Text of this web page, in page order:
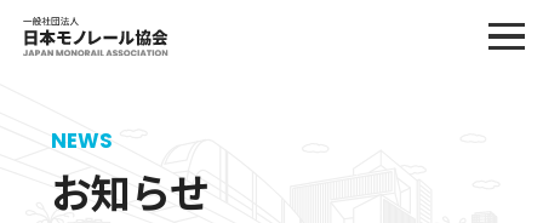
NEWS
お知らせ